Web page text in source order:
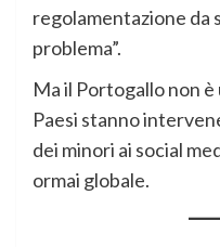
regolamentazione da
problema”.
Ma il Portogallo non
Paesi stanno
dei minori ai social
ormai globale.